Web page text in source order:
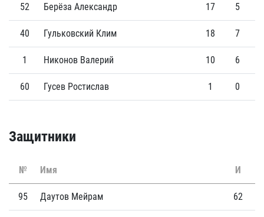
52 Берёза Александр 17 5
40 Гульковский Клим 18 7
1 Никонов Валерий 10 6
60 Гусев Ростислав 1 0
Защитники
№ Имя И
95 Даутов Мейрам 62